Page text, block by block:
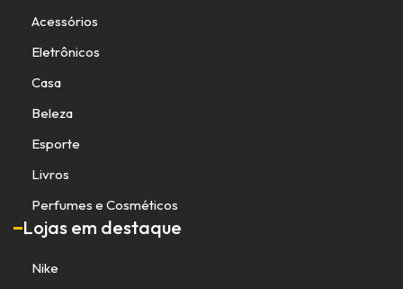
Acessórios
Eletrônicos
Casa
Beleza
Esporte
Livros
Perfumes e Cosméticos
Lojas em destaque
Nike